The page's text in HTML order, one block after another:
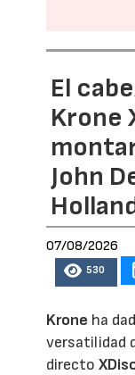
El
Krone
John
07/08/2026
530
Krone ha
versatilidad
directo